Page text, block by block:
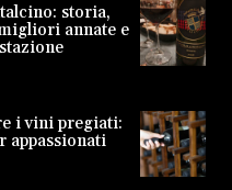
storia,
annate e
i vini pregiati:
appassionati